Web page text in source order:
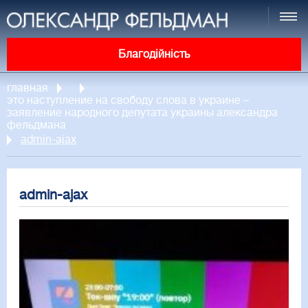
Благодійність
главная
это наступление на свободу слова в украине –
заявление народного депутата украины александра
фельдмана
admin-ajax
admin-ajax